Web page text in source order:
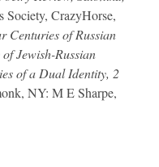
CrazyHorse,
Centuries of Russian
Jewish-Russian
of a Dual Identity, 2
NY: M E Sharpe,